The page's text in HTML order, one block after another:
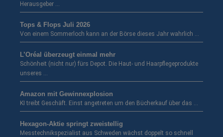
Herausgeber …
Tops & Flops Juli 2026
Von einem Sommerloch kann an der Börse dieses Jahr wahrlich …
L’Oréal überzeugt einmal mehr
Schönheit (nicht nur) fürs Depot. Die Haut- und Haarpflegeprodukte
unseres …
Amazon mit Gewinnexplosion
KI treibt Geschäft. Einst angetreten um den Bücherkauf über das …
Hexagon-Aktie springt zweistellig
Messtechnikspezialist aus Schweden wächst doppelt so schnell